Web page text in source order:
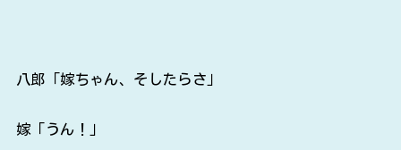
八郎「嫁ちゃん、そしたらさ」
嫁「うん！」